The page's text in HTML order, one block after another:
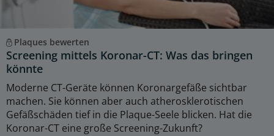
Plaques bewerten
Screening mittels Koronar-CT: Was das bringen
könnte
Moderne CT-Geräte können Koronargefäße sichtbar
machen. Sie können aber auch atherosklerotischen
Gefäßschäden tief in die Plaque-Seele blicken. Hat die
Koronar-CT eine große Screening-Zukunft?